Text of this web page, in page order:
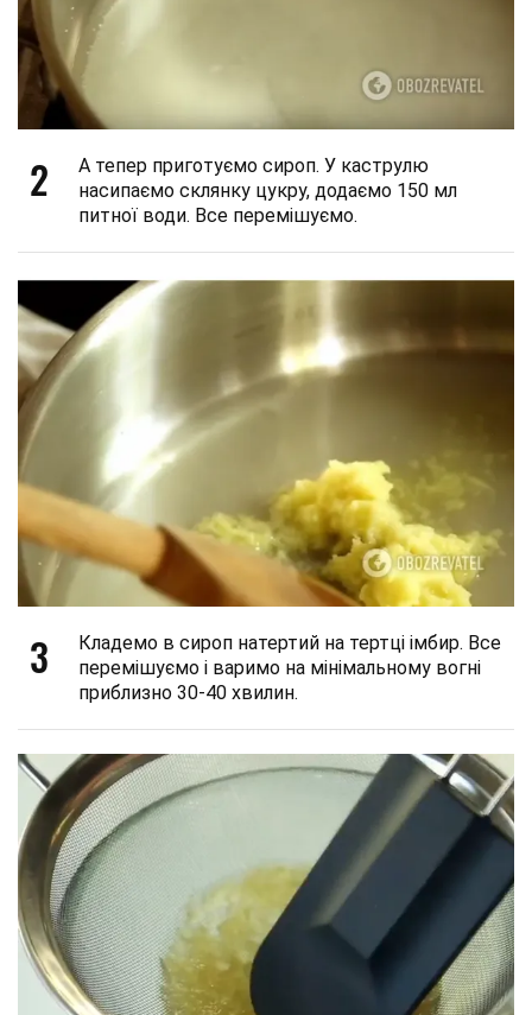
2
А тепер приготуємо сироп. У каструлю
насипаємо склянку цукру, додаємо 150 мл
питної води. Все перемішуємо.
3
Кладемо в сироп натертий на тертці імбир. Все
перемішуємо і варимо на мінімальному вогні
приблизно 30-40 хвилин.